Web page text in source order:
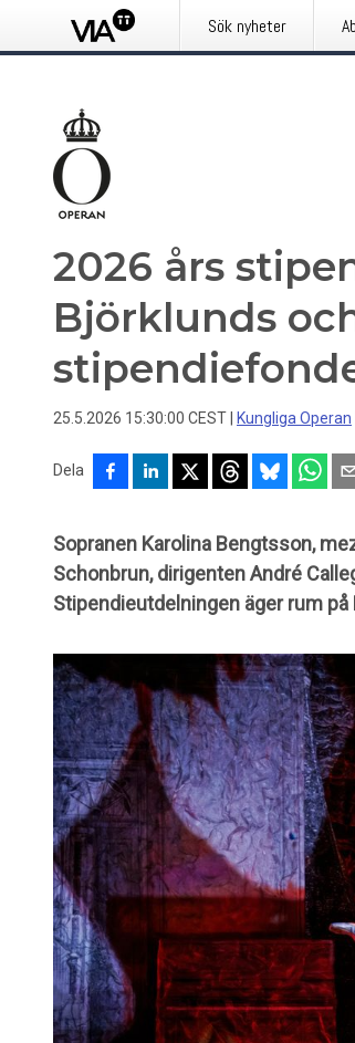
Sök nyheter
2026 års
Björklunds
25.5.2026 15:30:00 CEST Kungliga Operan
Dela
Sopranen Karolina Bengtsson,
Schonbrun, dirigenten André
Stipendieutdelningen äger rum på